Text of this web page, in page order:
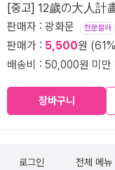
[중고] 12歲の大人
판매자 : 광화문 전문셀러
판매가 : 5,500원
배송비 : 50,000원 미만
장바구니
로그인 전체 메뉴